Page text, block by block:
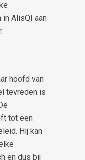
AlisQI aan
hoofd van
tevreden is
tot een
Hij kan
en dus bij